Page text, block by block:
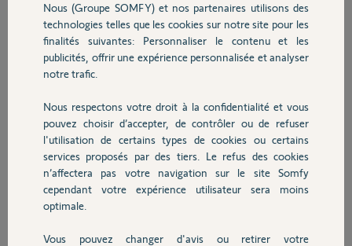
Nous (Groupe SOMFY) et nos partenaires utilisons des
technologies telles que les cookies sur notre site pour les
finalités suivantes: Personnaliser le contenu et les
publicités, offrir une expérience personnalisée et analyser
notre trafic.
Nous respectons votre droit à la confidentialité et vous
pouvez choisir d’accepter, de contrôler ou de refuser
l'utilisation de certains types de cookies ou certains
services proposés par des tiers. Le refus des cookies
n’affectera pas votre navigation sur le site Somfy
cependant votre expérience utilisateur sera moins
optimale.
Vous pouvez changer d'avis ou retirer votre